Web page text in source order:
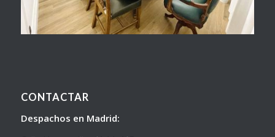
CONTACTAR
Despachos en Madrid: